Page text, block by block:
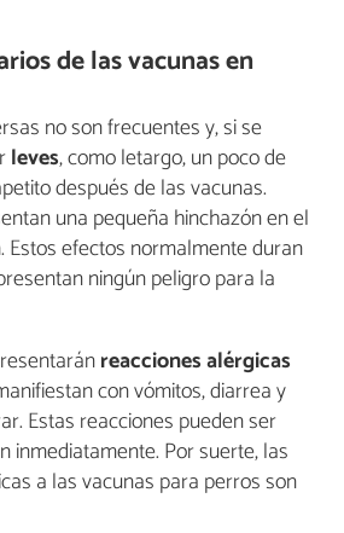
de las vacunas en
no son frecuentes y, si se
leves, como letargo, un poco de
después de las vacunas.
una pequeña hinchazón en el
Estos efectos normalmente duran
ningún peligro para la
reacciones alérgicas
con vómitos, diarrea y
Estas reacciones pueden ser
inmediatamente. Por suerte, las
a las vacunas para perros son